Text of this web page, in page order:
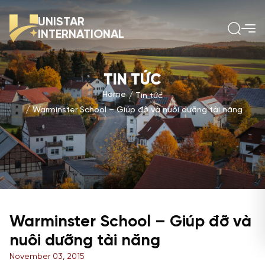
UNISTAR
INTERNATIONAL
TIN TỨC
Home
Tin tức
Warminster School – Giúp đỡ và nuôi dưỡng tài năng
Warminster School – Giúp đỡ và
nuôi dưỡng tài năng
November 03, 2015